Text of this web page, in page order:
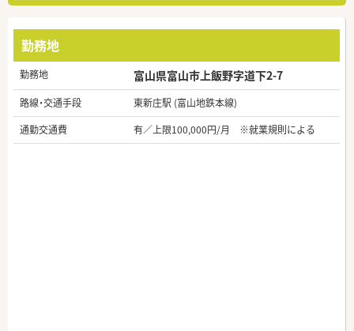
勤務地
勤務地 富山県富山市上飯野字道下2-7
路線・交通手段
東新庄駅 (富山地鉄本線)
通勤交通費
有／上限100,000円/月 ※就業規則による